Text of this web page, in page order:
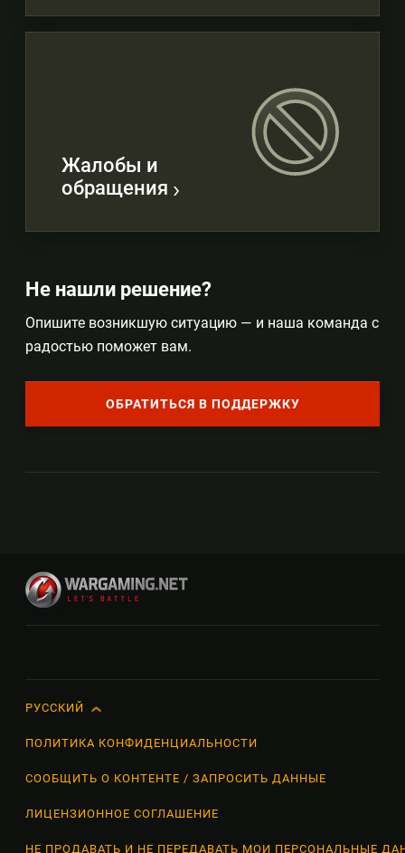
Жалобы и
обращения
Не нашли решение?
Опишите возникшую ситуацию — и наша команда с
радостью поможет вам.
ОБРАТИТЬСЯ В ПОДДЕРЖКУ
Русский
English
РУССКИЙ
ПОЛИТИКА КОНФИДЕНЦИАЛЬНОСТИ
СООБЩИТЬ О КОНТЕНТЕ / ЗАПРОСИТЬ ДАННЫЕ
ЛИЦЕНЗИОННОЕ СОГЛАШЕНИЕ
НЕ ПРОДАВАТЬ И НЕ ПЕРЕДАВАТЬ МОИ ПЕРСОНАЛЬНЫЕ